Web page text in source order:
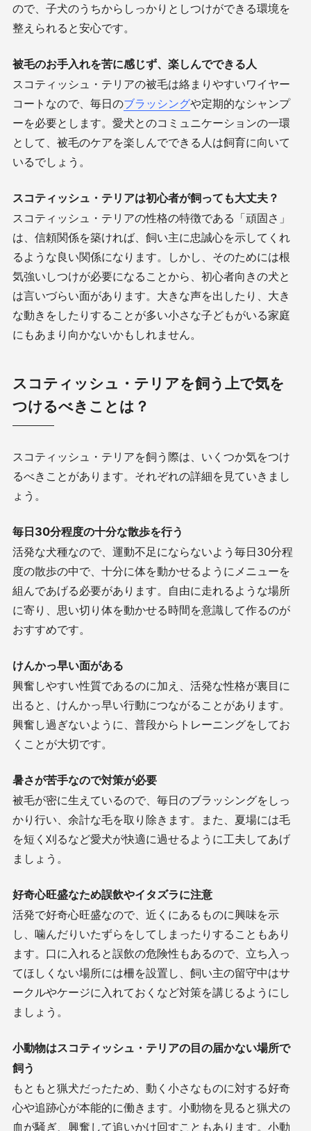
ので、子犬のうちからしっかりとしつけができる環境を
整えられると安心です。
被毛のお手入れを苦に感じず、楽しんでできる人
スコティッシュ・テリアの被毛は絡まりやすいワイヤー
コートなので、毎日のブラッシングや定期的なシャンプ
ーを必要とします。愛犬とのコミュニケーションの一環
として、被毛のケアを楽しんでできる人は飼育に向いて
いるでしょう。
スコティッシュ・テリアは初心者が飼っても大丈夫？
スコティッシュ・テリアの性格の特徴である「頑固さ」
は、信頼関係を築ければ、飼い主に忠誠心を示してくれ
るような良い関係になります。しかし、そのためには根
気強いしつけが必要になることから、初心者向きの犬と
は言いづらい面があります。大きな声を出したり、大き
な動きをしたりすることが多い小さな子どもがいる家庭
にもあまり向かないかもしれません。
スコティッシュ・テリアを飼う上で気を
つけるべきことは？
スコティッシュ・テリアを飼う際は、いくつか気をつけ
るべきことがあります。それぞれの詳細を見ていきまし
ょう。
毎日30分程度の十分な散歩を行う
活発な犬種なので、運動不足にならないよう毎日30分程
度の散歩の中で、十分に体を動かせるようにメニューを
組んであげる必要があります。自由に走れるような場所
に寄り、思い切り体を動かせる時間を意識して作るのが
おすすめです。
けんかっ早い面がある
興奮しやすい性質であるのに加え、活発な性格が裏目に
出ると、けんかっ早い行動につながることがあります。
興奮し過ぎないように、普段からトレーニングをしてお
くことが大切です。
暑さが苦手なので対策が必要
被毛が密に生えているので、毎日のブラッシングをしっ
かり行い、余計な毛を取り除きます。また、夏場には毛
を短く刈るなど愛犬が快適に過せるように工夫してあげ
ましょう。
好奇心旺盛なため誤飲やイタズラに注意
活発で好奇心旺盛なので、近くにあるものに興味を示
し、噛んだりいたずらをしてしまったりすることもあり
ます。口に入れると誤飲の危険性もあるので、立ち入っ
てほしくない場所には柵を設置し、飼い主の留守中はサ
ークルやケージに入れておくなど対策を講じるようにし
ましょう。
小動物はスコティッシュ・テリアの目の届かない場所で
飼う
もともと猟犬だったため、動く小さなものに対する好奇
心や追跡心が本能的に働きます。小動物を見ると猟犬の
血が騒ぎ、興奮して追いかけ回すこともあります。小動